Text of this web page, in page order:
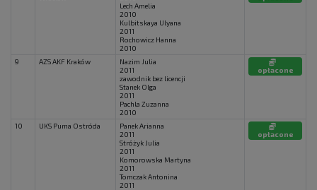
Lech Amelia
2010
Kulbitskaya Ulyana
2011
Rochowicz Hanna
2010
9 AZS AKF Kraków
Nazim Julia
2011
zawodnik bez licencji
Stanek Olga
2011
Pachla Zuzanna
2010
opłacone
10 UKS Puma Ostróda
Panek Arianna
2011
Stróżyk Julia
2011
Komorowska Martyna
2011
Tomczak Antonina
2011
opłacone